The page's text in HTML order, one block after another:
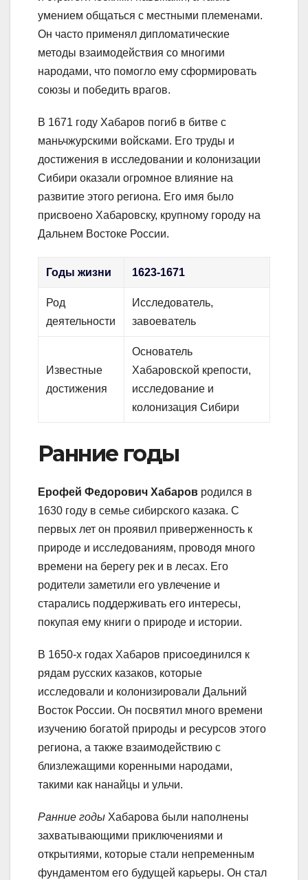
умением общаться с местными племенами.
Он часто применял дипломатические
методы взаимодействия со многими
народами, что помогло ему сформировать
союзы и победить врагов.
В 1671 году Хабаров погиб в битве с
маньчжурскими войсками. Его труды и
достижения в исследовании и колонизации
Сибири оказали огромное влияние на
развитие этого региона. Его имя было
присвоено Хабаровску, крупному городу на
Дальнем Востоке России.
Годы жизни 1623-1671
Род
деятельности
Исследователь,
завоеватель
Известные
достижения
Основатель
Хабаровской крепости,
исследование и
колонизация Сибири
Ранние годы
Ерофей Федорович Хабаров родился в
1630 году в семье сибирского казака. С
первых лет он проявил приверженность к
природе и исследованиям, проводя много
времени на берегу рек и в лесах. Его
родители заметили его увлечение и
старались поддерживать его интересы,
покупая ему книги о природе и истории.
В 1650-х годах Хабаров присоединился к
рядам русских казаков, которые
исследовали и колонизировали Дальний
Восток России. Он посвятил много времени
изучению богатой природы и ресурсов этого
региона, а также взаимодействию с
близлежащими коренными народами,
такими как нанайцы и ульчи.
Ранние годы Хабарова были наполнены
захватывающими приключениями и
открытиями, которые стали непременным
фундаментом его будущей карьеры. Он стал